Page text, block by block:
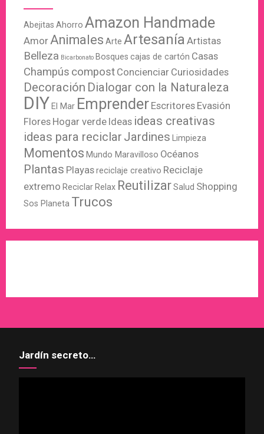
Abejitas Ahorro Amazon Handmade
Amor Animales Arte Artesanía Artistas
Belleza Bicarbonato Bosques cajas de cartón Casas
Champús compost Concienciar Curiosidades
Decoración Dialogar con la Naturaleza
DIY El Mar Emprender Escritores Evasión
Flores Hogar verde Ideas ideas creativas
ideas para reciclar Jardines Limpieza
Momentos Mundo Maravilloso Océanos
Plantas Playasreciclaje creativo Reciclaje
extremo Reciclar Relax ReutilizarSalud Shopping
Sos Planeta Trucos
Jardín secreto…